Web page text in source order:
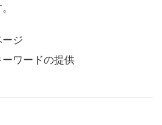
ージ
ーワードの提供